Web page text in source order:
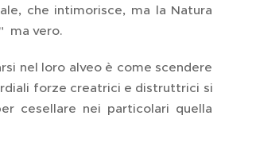
che intimorisce, ma la Natura
ma vero.
nel loro alveo è come scendere
forze creatrici e distruttrici si
cesellare nei particolari quella